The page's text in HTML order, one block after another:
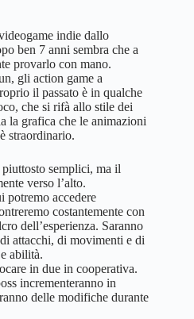
indie dallo
ben 7 anni sembra che a
provarlo con mano.
gli action game a
il passato è in qualche
che si rifà allo stile dei
la grafica che le animazioni
straordinario.
semplici, ma il
verso l’alto.
potremo accedere
costantemente con
dell’esperienza. Saranno
attacchi, di movimenti e di
abilità.
in due in cooperativa.
incrementeranno in
delle modifiche durante